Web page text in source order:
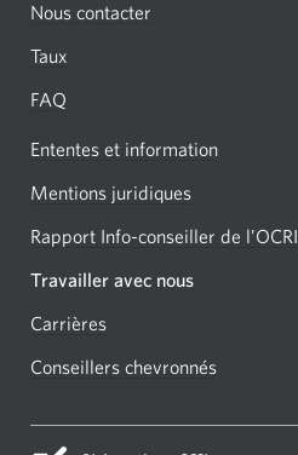
masquer.
Nous contacter
Taux
FAQ
Ententes et information
Mentions juridiques
Rapport Info-conseiller de l’OCRI
Travailler avec nous
Carrières
nouvelle
Conseillers chevronnés
fenêtre